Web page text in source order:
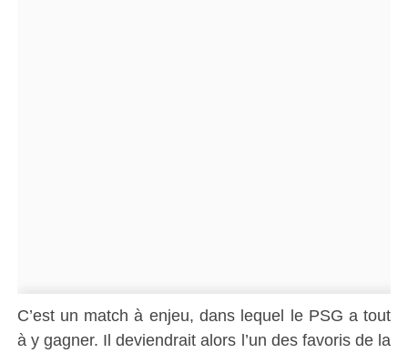
C’est un match à enjeu, dans lequel le PSG a tout
à y gagner. Il deviendrait alors l’un des favoris de la